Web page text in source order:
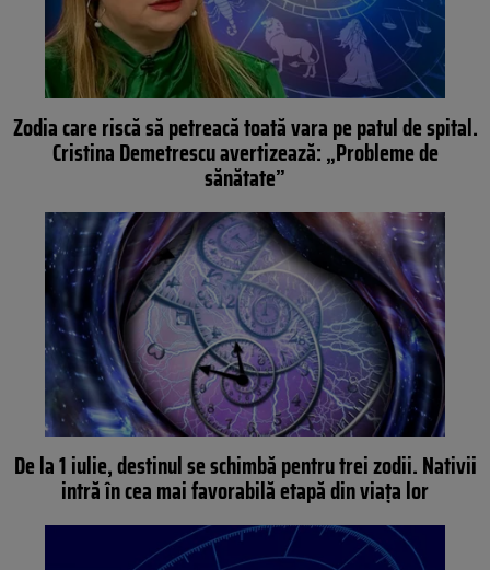
Zodia care riscă să petreacă toată vara pe patul de spital.
Cristina Demetrescu avertizează: „Probleme de
sănătate”
De la 1 iulie, destinul se schimbă pentru trei zodii. Nativii
intră în cea mai favorabilă etapă din viața lor